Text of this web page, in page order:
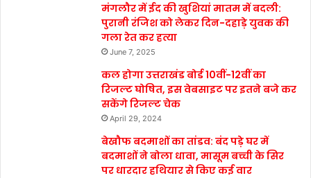
मंगलौर में ईद की खुशियां मातम में बदली:
पुरानी रंजिश को लेकर दिन-दहाड़े युवक की
गला रेत कर हत्या
June 7, 2025
कल होगा उत्तराखंड बोर्ड 10वीं-12वीं का
रिजल्ट घोषित, इस वेबसाइट पर इतने बजे कर
सकेंगे रिजल्ट चेक
April 29, 2024
बेखौफ बदमाशों का तांडव: बंद पड़े घर में
बदमाशों ने बोला धावा, मासूम बच्ची के सिर
पर धारदार हथियार से किए कई वार